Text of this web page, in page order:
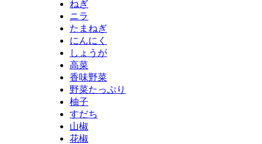
ねぎ
ニラ
たまねぎ
にんにく
しょうが
高菜
香味野菜
野菜たっぷり
柚子
すだち
山椒
花椒